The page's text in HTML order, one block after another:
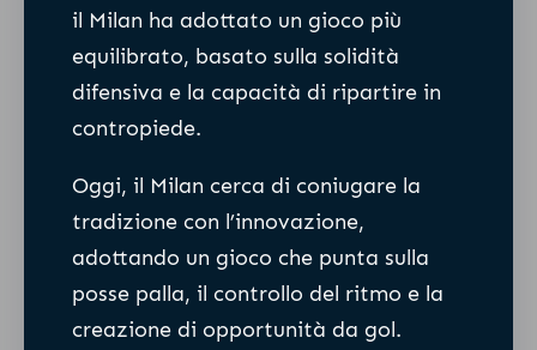
il Milan ha adottato un gioco più
equilibrato, basato sulla solidità
difensiva e la capacità di ripartire in
contropiede.
Oggi, il Milan cerca di coniugare la
tradizione con l’innovazione,
adottando un gioco che punta sulla
posse palla, il controllo del ritmo e la
creazione di opportunità da gol.